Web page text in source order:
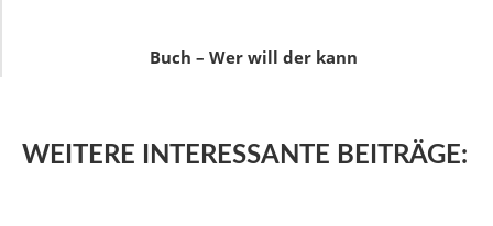
Buch – Wer will der kann
WEITERE INTERESSANTE BEITRÄGE: